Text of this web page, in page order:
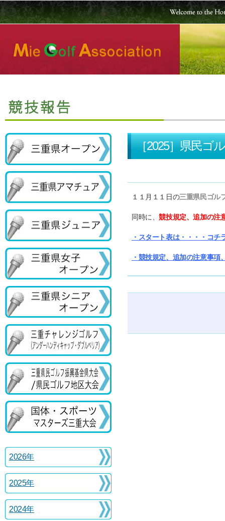
2026年
2025年
2024年
［2025］県民ゴ
１１月１１日の三重県民ゴル
同時に、競技規定、追加の注
・スタート表は・・・・コチ
・競技規定、追加の注意事